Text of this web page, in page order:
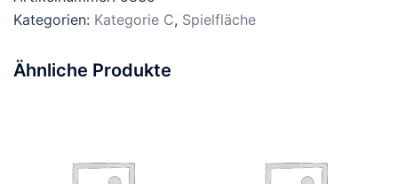
Kategorien: Kategorie C, Spielfläche
Ähnliche Produkte